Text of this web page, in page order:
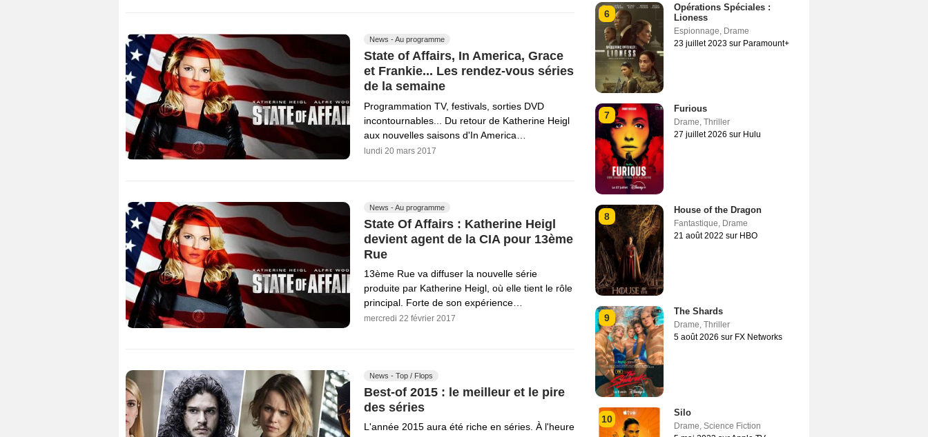
News - Au programme
State of Affairs, In America, Grace
et Frankie... Les rendez-vous séries
de la semaine
Programmation TV, festivals, sorties DVD
incontournables... Du retour de Katherine Heigl
aux nouvelles saisons d'In America…
lundi 20 mars 2017
News - Au programme
State Of Affairs : Katherine Heigl
devient agent de la CIA pour 13ème
Rue
13ème Rue va diffuser la nouvelle série
produite par Katherine Heigl, où elle tient le rôle
principal. Forte de son expérience…
mercredi 22 février 2017
News - Top / Flops
Best-of 2015 : le meilleur et le pire
des séries
L'année 2015 aura été riche en séries. À l'heure
6
Opérations Spéciales :
Lioness
Espionnage, Drame
23 juillet 2023 sur Paramount+
7
Furious
Drame, Thriller
27 juillet 2026 sur Hulu
8
House of the Dragon
Fantastique, Drame
21 août 2022 sur HBO
9
The Shards
Drame, Thriller
5 août 2026 sur FX Networks
10
Silo
Drame, Science Fiction